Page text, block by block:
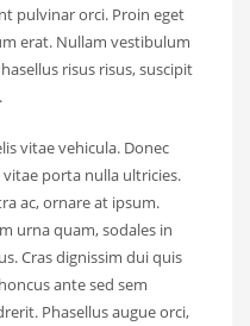
pulvinar orci. Proin eget
erat. Nullam vestibulum
risus risus, suscipit
vitae vehicula. Donec
porta nulla ultricies.
ac, ornare at ipsum.
urna quam, sodales in
Cras dignissim dui quis
ante sed sem
Phasellus augue orci,